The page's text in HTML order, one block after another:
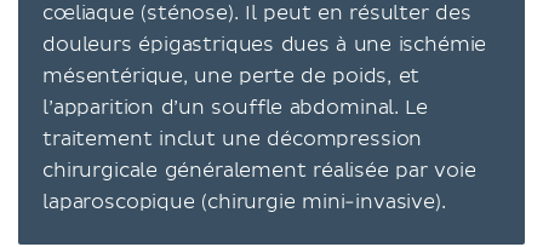
cœliaque (sténose). Il peut en résulter des
douleurs épigastriques dues à une ischémie
mésentérique, une perte de poids, et
l’apparition d’un souffle abdominal. Le
traitement inclut une décompression
chirurgicale généralement réalisée par voie
laparoscopique (chirurgie mini-invasive).